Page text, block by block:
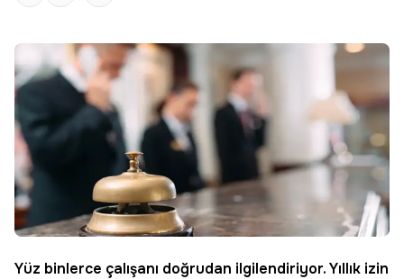
Yüz binlerce çalışanı doğrudan ilgilendiriyor.Yıllık izin